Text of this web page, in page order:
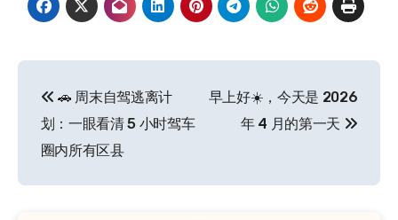
章
导
航
🚗 周末自驾逃离计
划：一眼看清 5 小时驾车
圈内所有区县
早上好☀️，今天是 2026
年 4 月的第一天